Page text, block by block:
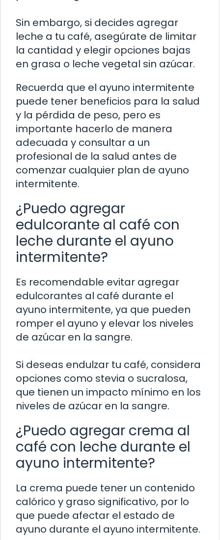
Sin embargo, si decides agregar
leche a tu café, asegúrate de limitar
la cantidad y elegir opciones bajas
en grasa o leche vegetal sin azúcar.
Recuerda que el ayuno intermitente
puede tener beneficios para la salud
y la pérdida de peso, pero es
importante hacerlo de manera
adecuada y consultar a un
profesional de la salud antes de
comenzar cualquier plan de ayuno
intermitente.
¿Puedo agregar
edulcorante al café con
leche durante el ayuno
intermitente?
Es recomendable evitar agregar
edulcorantes al café durante el
ayuno intermitente, ya que pueden
romper el ayuno y elevar los niveles
de azúcar en la sangre.
Si deseas endulzar tu café, considera
opciones como stevia o sucralosa,
que tienen un impacto mínimo en los
niveles de azúcar en la sangre.
¿Puedo agregar crema al
café con leche durante el
ayuno intermitente?
La crema puede tener un contenido
calórico y graso significativo, por lo
que puede afectar el estado de
ayuno durante el ayuno intermitente.